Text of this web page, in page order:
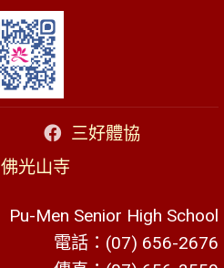
三好體協
佛光山寺
Pu-Men Senior High School
電話：(07) 656-2676